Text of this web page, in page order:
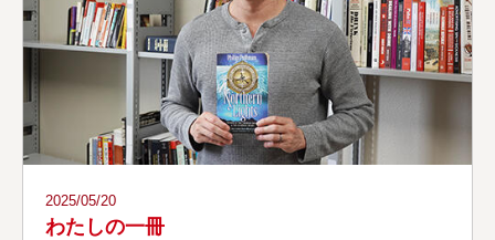
2025/05/20
わたしの一冊